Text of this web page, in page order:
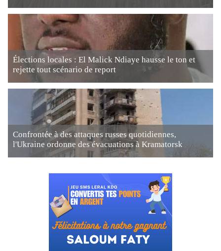
Élections locales : El Malick Ndiaye hausse le ton et
rejette tout scénario de report
Confrontée à des attaques russes quotidiennes,
l'Ukraine ordonne des évacuations à Kramatorsk